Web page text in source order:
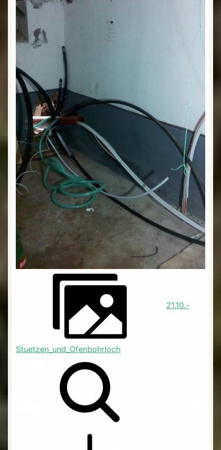
21.10.-
Stuetzen_und_Ofenbohrloch